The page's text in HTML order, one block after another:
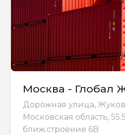
Москва - Глобал
Дорожная улица,
Московская область,
ближ.строение 6B